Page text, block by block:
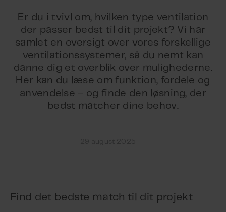
Er du i tvivl om, hvilken type ventilation
der passer bedst til dit projekt? Vi har
samlet en oversigt over vores forskellige
ventilationssystemer, så du nemt kan
danne dig et overblik over mulighederne.
Her kan du læse om funktion, fordele og
anvendelse – og finde den løsning, der
bedst matcher dine behov.
Find det bedste match til dit projekt